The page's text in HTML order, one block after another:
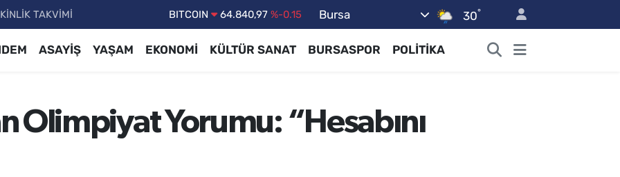
TAKVİMİ DOLAR 47,7436 %0.18
BİST100
13.779 %-14
Bursa 30°
ASAYİŞ YAŞAM EKONOMİ KÜLTÜR SANAT BURSASPOR POLİTİKA
Olimpiyat Yorumu: “Hesabını